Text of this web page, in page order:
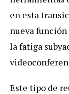
en esta
nueva función
la fatiga
Este tipo de